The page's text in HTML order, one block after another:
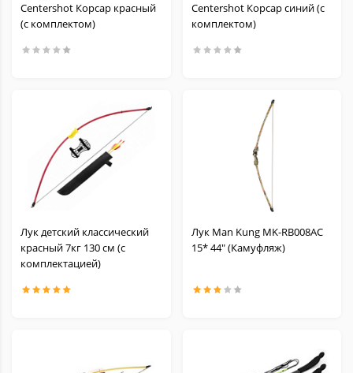
Centershot Корсар красный
(с комплектом)
Centershot Корсар синий (с
комплектом)
Лук детский классический
красный 7кг 130 см (с
комплектацией)
Лук Man Kung MK-RB008AC
15* 44" (Камуфляж)